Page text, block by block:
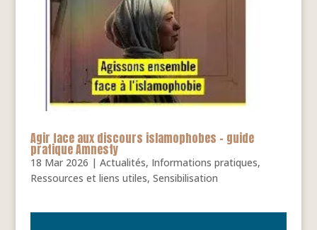
Agir face aux discours islamophobes – guide
pratique Amnesty
18 Mar 2026 | Actualités, Informations pratiques,
Ressources et liens utiles, Sensibilisation